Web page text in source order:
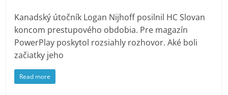
Kanadský útočník Logan Nijhoff posilnil HC Slovan
koncom prestupového obdobia. Pre magazín
PowerPlay poskytol rozsiahly rozhovor. Aké boli
začiatky jeho
Read more